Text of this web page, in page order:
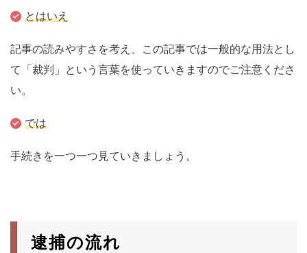
とはいえ
記事の読みやすさを考え、この記事では一般的な用法とし
て「裁判」という言葉を使っていきますのでご注意くださ
い。
では
手続きを一つ一つ見ていきましょう。
逮捕の流れ